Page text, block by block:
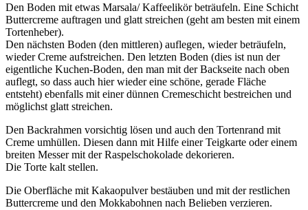
Den Boden mit etwas Marsala/ Kaffeelikör beträufeln. Eine Schicht
Buttercreme auftragen und glatt streichen (geht am besten mit einem
Tortenheber).
Den nächsten Boden (den mittleren) auflegen, wieder beträufeln,
wieder Creme aufstreichen. Den letzten Boden (dies ist nun der
eigentliche Kuchen-Boden, den man mit der Backseite nach oben
auflegt, so dass auch hier wieder eine schöne, gerade Fläche
entsteht) ebenfalls mit einer dünnen Cremeschicht bestreichen und
möglichst glatt streichen.
Den Backrahmen vorsichtig lösen und auch den Tortenrand mit
Creme umhüllen. Diesen dann mit Hilfe einer Teigkarte oder einem
breiten Messer mit der Raspelschokolade dekorieren.
Die Torte kalt stellen.
Die Oberfläche mit Kakaopulver bestäuben und mit der restlichen
Buttercreme und den Mokkabohnen nach Belieben verzieren.